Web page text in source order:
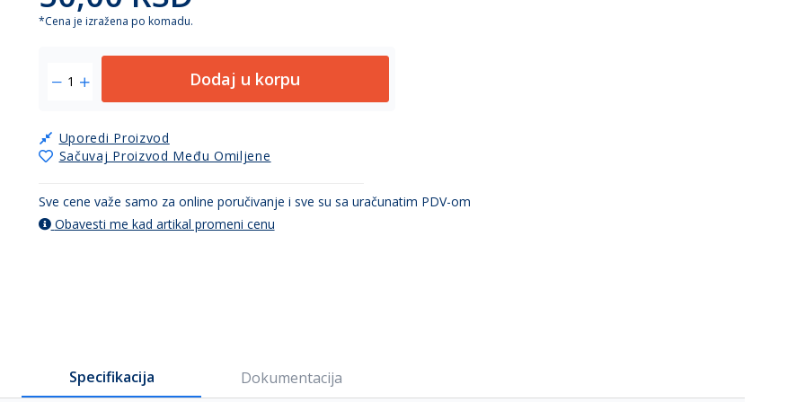
*Cena je izražena po komadu.
Dodaj u korpu
Sačuvaj Proizvod Među Omiljene
Uporedi Proizvod
Sve cene važe samo za online poručivanje i sve su sa uračunatim PDV-om
Obavesti me kad artikal promeni cenu
Specifikacija Dokumentacija